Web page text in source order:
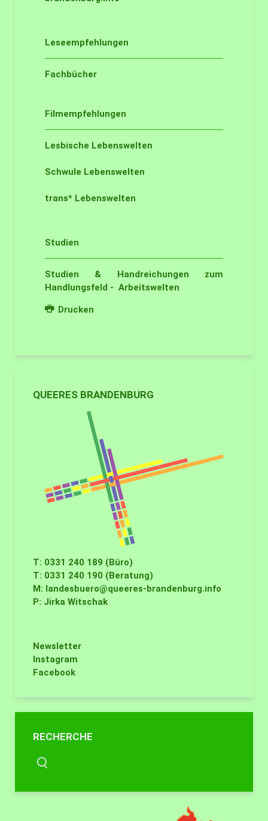
Leseempfehlungen
Fachbücher
Filmempfehlungen
Lesbische Lebenswelten
Schwule Lebenswelten
trans* Lebenswelten
Studien
Studien & Handreichungen zum
Handlungsfeld - Arbeitswelten
Drucken
QUEERES BRANDENBURG
T: 0331 240 189 (Büro)
T: 0331 240 190 (Beratung)
M: landesbuero@queeres-brandenburg.info
P: Jirka Witschak
Newsletter
Instagram
Facebook
RECHERCHE